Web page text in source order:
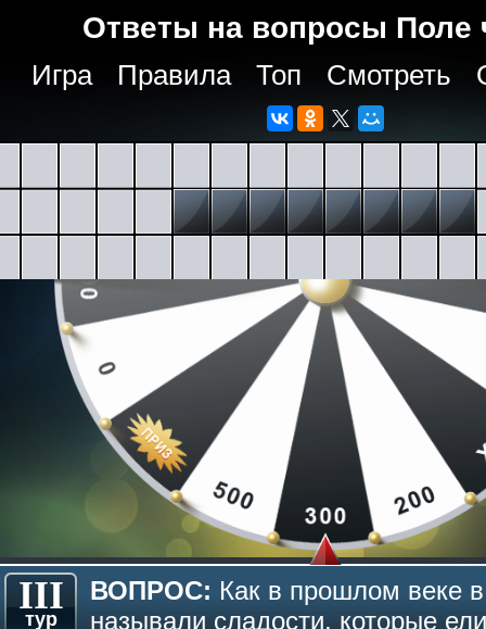
Ответы на вопросы Поле
Игра Правила Топ Смотреть
III
тур
ВОПРОС: Как в прошлом веке
называли сладости, которые